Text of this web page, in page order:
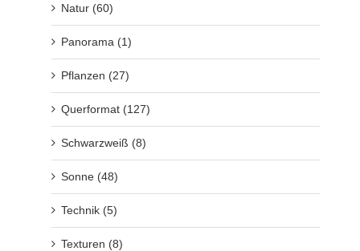
Natur (60)
Panorama (1)
Pflanzen (27)
Querformat (127)
Schwarzweiß (8)
Sonne (48)
Technik (5)
Texturen (8)